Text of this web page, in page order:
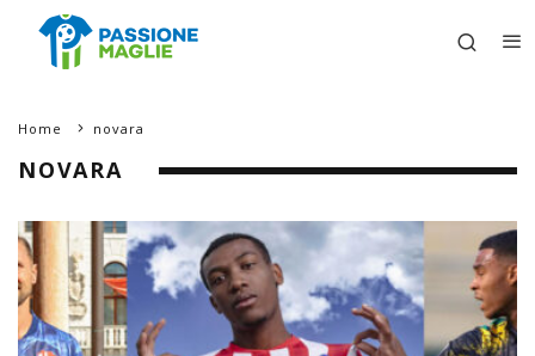
Home novara
NOVARA